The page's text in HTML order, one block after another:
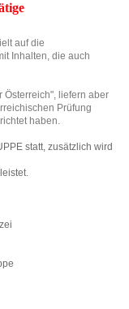
auf die
Inhalten, die auch
Österreich", liefern aber
Prüfung
haben.
statt, zusätzlich wird